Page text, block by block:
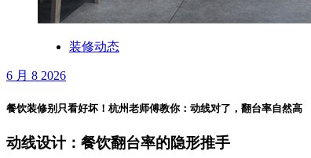
装修动态
6 月 8 2026
餐饮装修别只看好坏！杭州老师傅教你：动线对了，翻台率自然高
动线设计：餐饮翻台率的隐形推手